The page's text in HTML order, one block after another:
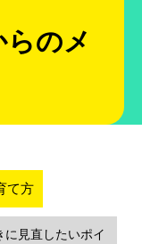
のメ
て方
見直したいポイ